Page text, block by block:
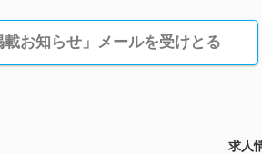
載お知らせ」メールを受けとる
求人